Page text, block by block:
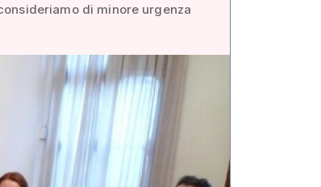
di minore urgenza